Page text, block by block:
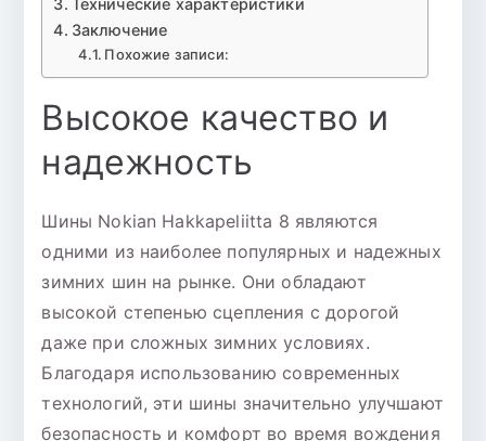
Технические характеристики
Заключение
Похожие записи:
Высокое качество и
надежность
Шины Nokian Hakkapeliitta 8 являются
одними из наиболее популярных и надежных
зимних шин на рынке. Они обладают
высокой степенью сцепления с дорогой
даже при сложных зимних условиях.
Благодаря использованию современных
технологий, эти шины значительно улучшают
безопасность и комфорт во время вождения